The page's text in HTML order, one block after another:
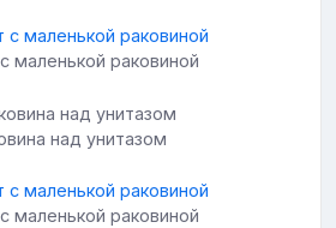
маленькой раковиной
над унитазом
маленькой раковиной